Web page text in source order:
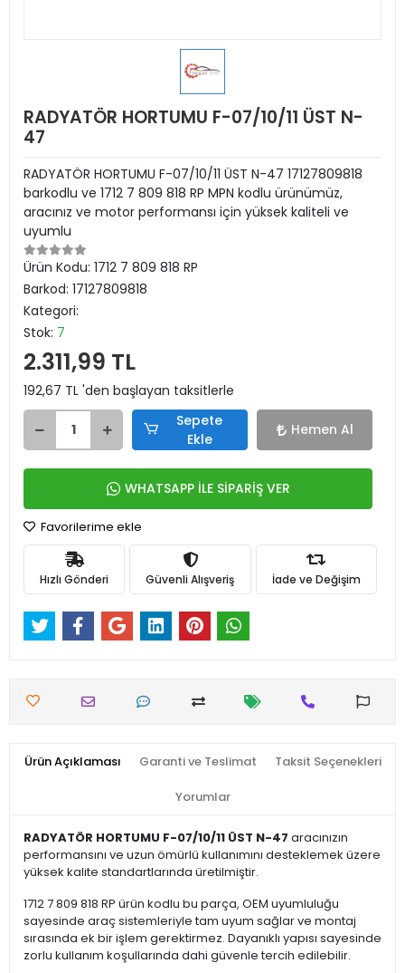
RADYATÖR HORTUMU F-07/10/11 ÜST N-
47
RADYATÖR HORTUMU F-07/10/11 ÜST N-47 17127809818
barkodlu ve 1712 7 809 818 RP MPN kodlu ürünümüz,
aracınız ve motor performansı için yüksek kaliteli ve
uyumlu
Ürün Kodu: 1712 7 809 818 RP
Barkod: 17127809818
Kategori:
Stok: 7
2.311,99 TL
192,67 TL 'den başlayan taksitlerle
Sepete
Ekle
Hemen Al
WHATSAPP İLE SİPARİŞ VER
Favorilerime ekle
Hızlı Gönderi Güvenli Alışveriş İade ve Değişim
Ürün Açıklaması Garanti ve Teslimat Taksit Seçenekleri
Yorumlar
RADYATÖR HORTUMU F-07/10/11 ÜST N-47 aracınızın
performansını ve uzun ömürlü kullanımını desteklemek üzere
yüksek kalite standartlarında üretilmiştir.
1712 7 809 818 RP ürün kodlu bu parça, OEM uyumluluğu
sayesinde araç sistemleriyle tam uyum sağlar ve montaj
sırasında ek bir işlem gerektirmez. Dayanıklı yapısı sayesinde
zorlu kullanım koşullarında dahi güvenle tercih edilebilir.